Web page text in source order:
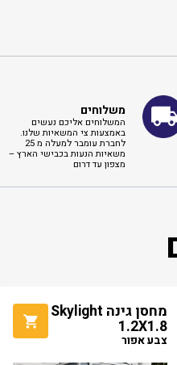
משלוחים
המשלוחים אליכם נעשים
באמצעות צי המשאיות שלנו.
לחברת עומבר למעלה מ 25
משאיות הנעות בכבישי הארץ –
מצפון עד דרום
מחסן גינה Skylight
1.2X1.8
צבע אפור